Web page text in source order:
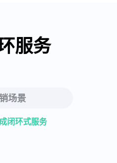
服务
场景
闭环式服务